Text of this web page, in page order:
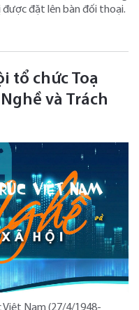
đặt lên bàn đối thoại.
tổ chức Toạ
và Trách